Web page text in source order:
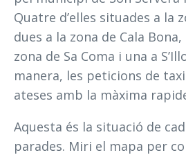
Quatre d’elles situades a la
dues a la zona de Cala
zona de Sa Coma i una a
manera, les peticions de
ateses amb la màxima
Aquesta és la situació de
parades. Miri el mapa per